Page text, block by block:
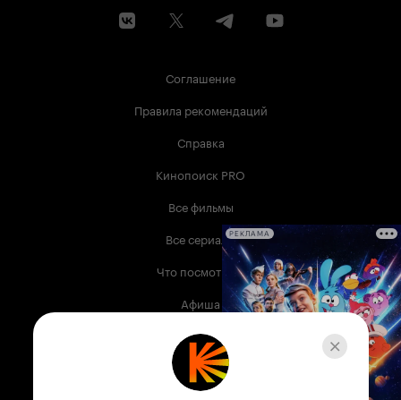
бараке на глазах у десятка голодных зеков,
которые не могут «не смотреть на пищу,
голодных глаз мы не видим в этом эпизоде
двух в фуфайках нараспашку (!) мужиков, на
них сгущёнки! Для того, чтобы создать хоть
Капустин, изображающий голодного
обмазанный сгущёнкой палец… Такова по
горе-«экранизация», соответствующая,
впрочем, и сценарной композиции сериала:
создатели не смогли придумать ничего
интереснее, чем тупо от начала до конца
показать нам биографию Шаламова. А уж в
этой показушной сериальной 'биографии'
сыскалось место и для капризных,
избалованных революционеров и для
толстомордых лагерных начальников –
сволочей (разумеется!) наиглупейшего вида.
Соглашение
Правила рекомендаций
Справка
Кинопоиск PRO
Все фильмы
Все сериалы
Что посмотреть
Афиша
Музыка
Телепрограмма
РЕКЛАМА